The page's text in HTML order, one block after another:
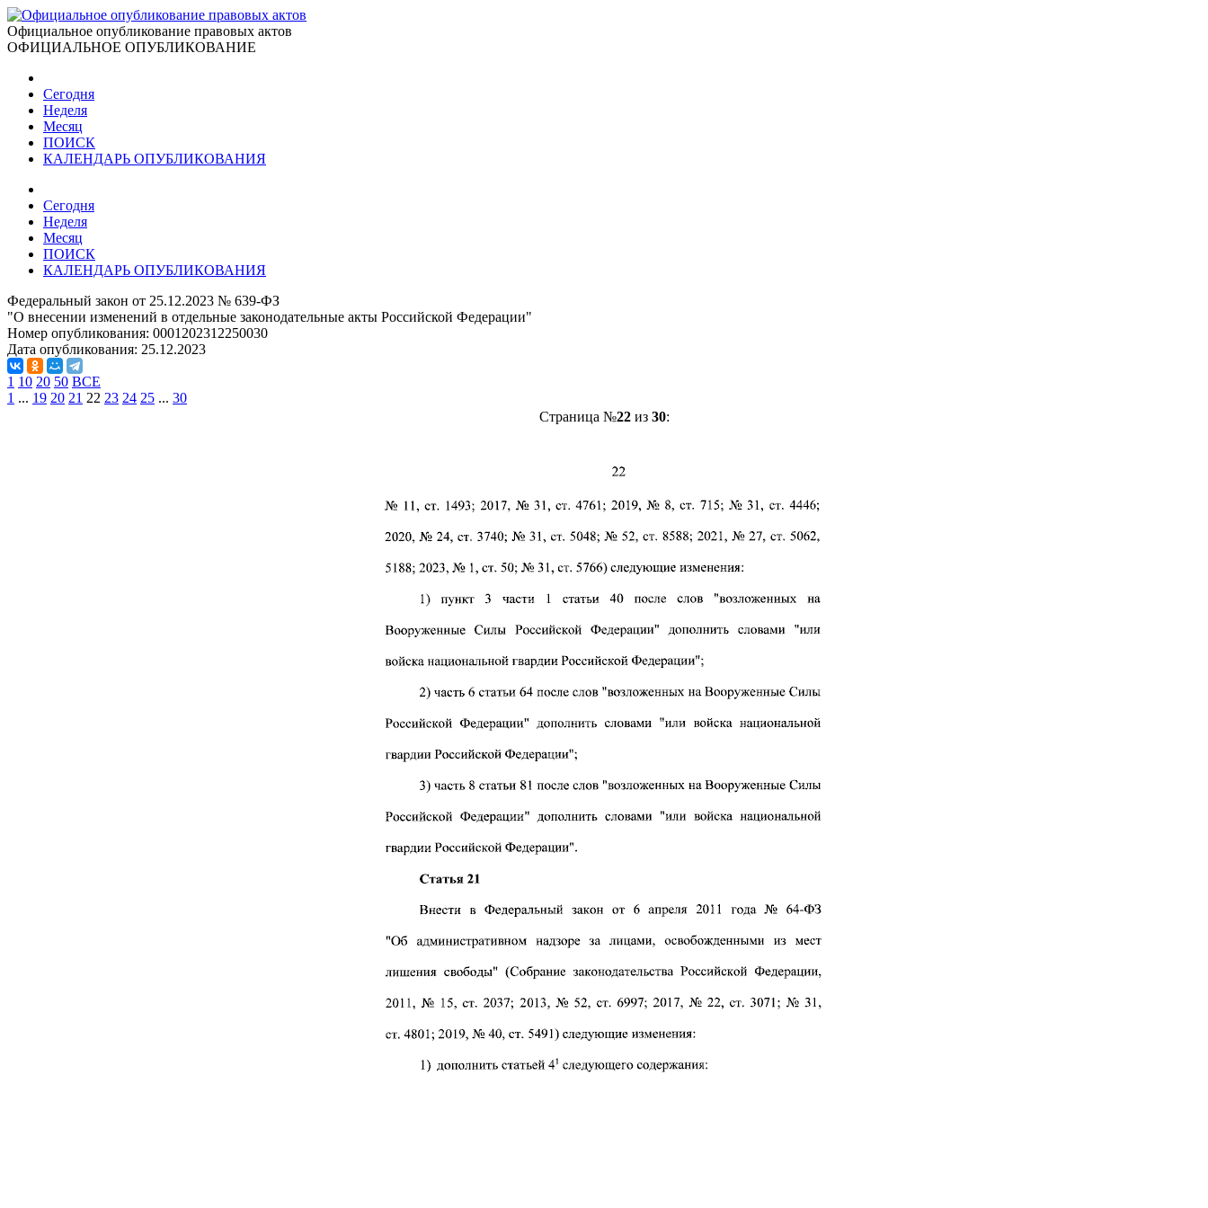
Официальное опубликование правовых актов
ОФИЦИАЛЬНОЕ ОПУБЛИКОВАНИЕ
Сегодня
Неделя
Месяц
ПОИСК
КАЛЕНДАРЬ ОПУБЛИКОВАНИЯ
Сегодня
Неделя
Месяц
ПОИСК
КАЛЕНДАРЬ ОПУБЛИКОВАНИЯ
Федеральный закон от 25.12.2023 № 639-ФЗ
"О внесении изменений в отдельные законодательные акты Российской Федерации"
Номер опубликования: 0001202312250030
Дата опубликования: 25.12.2023
1 10 20 50 ВСЕ
1 ... 19 20 21 22 23 24 25 ... 30
Страница №22из 30: